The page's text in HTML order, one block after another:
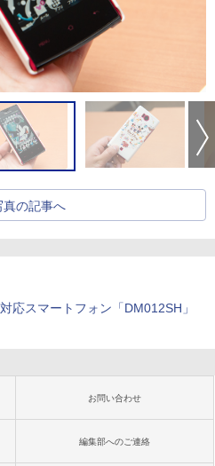
真の記事へ
応スマートフォン「DM012SH」
お問い合わせ
編集部へのご連絡